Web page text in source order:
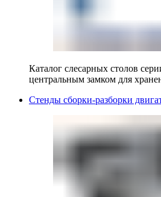
Каталог слесарных столов
центральным замком для
Стенды сборки-разборки